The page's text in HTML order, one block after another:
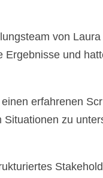
von
und
erfahrenen
zu